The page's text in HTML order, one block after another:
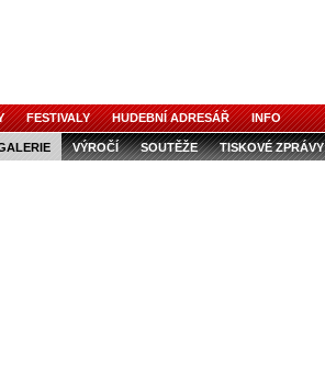
FESTIVALY HUDEBNÍ ADRESÁŘ INFO
VÝROČÍ SOUTĚŽE TISKOVÉ ZPRÁVY